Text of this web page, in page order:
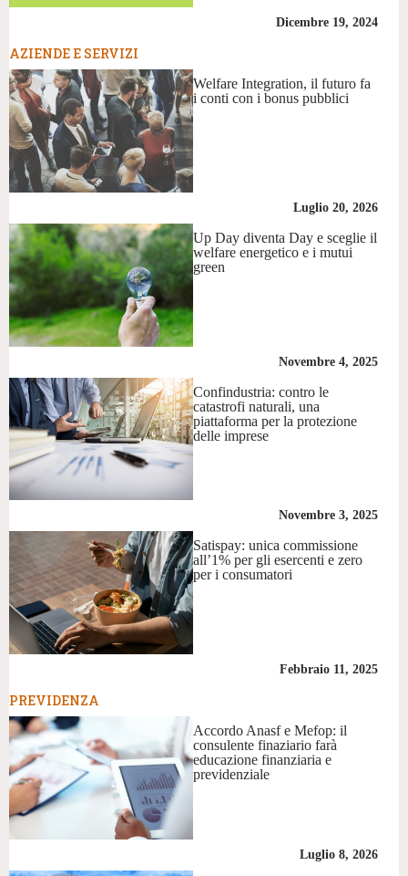
Dicembre 19, 2024
AZIENDE E SERVIZI
Welfare Integration, il futuro fa
i conti con i bonus pubblici
Luglio 20, 2026
Up Day diventa Day e sceglie il
welfare energetico e i mutui
green
Novembre 4, 2025
Confindustria: contro le
catastrofi naturali, una
piattaforma per la protezione
delle imprese
Novembre 3, 2025
Satispay: unica commissione
all’1% per gli esercenti e zero
per i consumatori
Febbraio 11, 2025
PREVIDENZA
Accordo Anasf e Mefop: il
consulente finaziario farà
educazione finanziaria e
previdenziale
Luglio 8, 2026